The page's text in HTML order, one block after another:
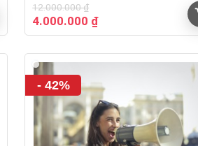
12.000.000₫
Giá
gốc
12.000.000 ₫.
4.000.000 ₫Giá
hiện
là:
- 42%